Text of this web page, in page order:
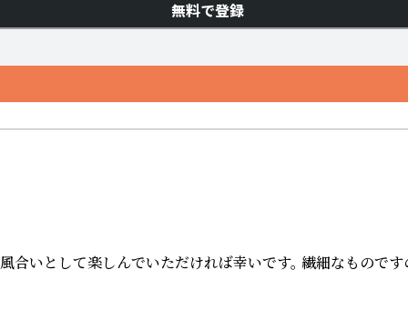
無料で登録
いとして楽しんでいただければ幸いです。 繊細なもの